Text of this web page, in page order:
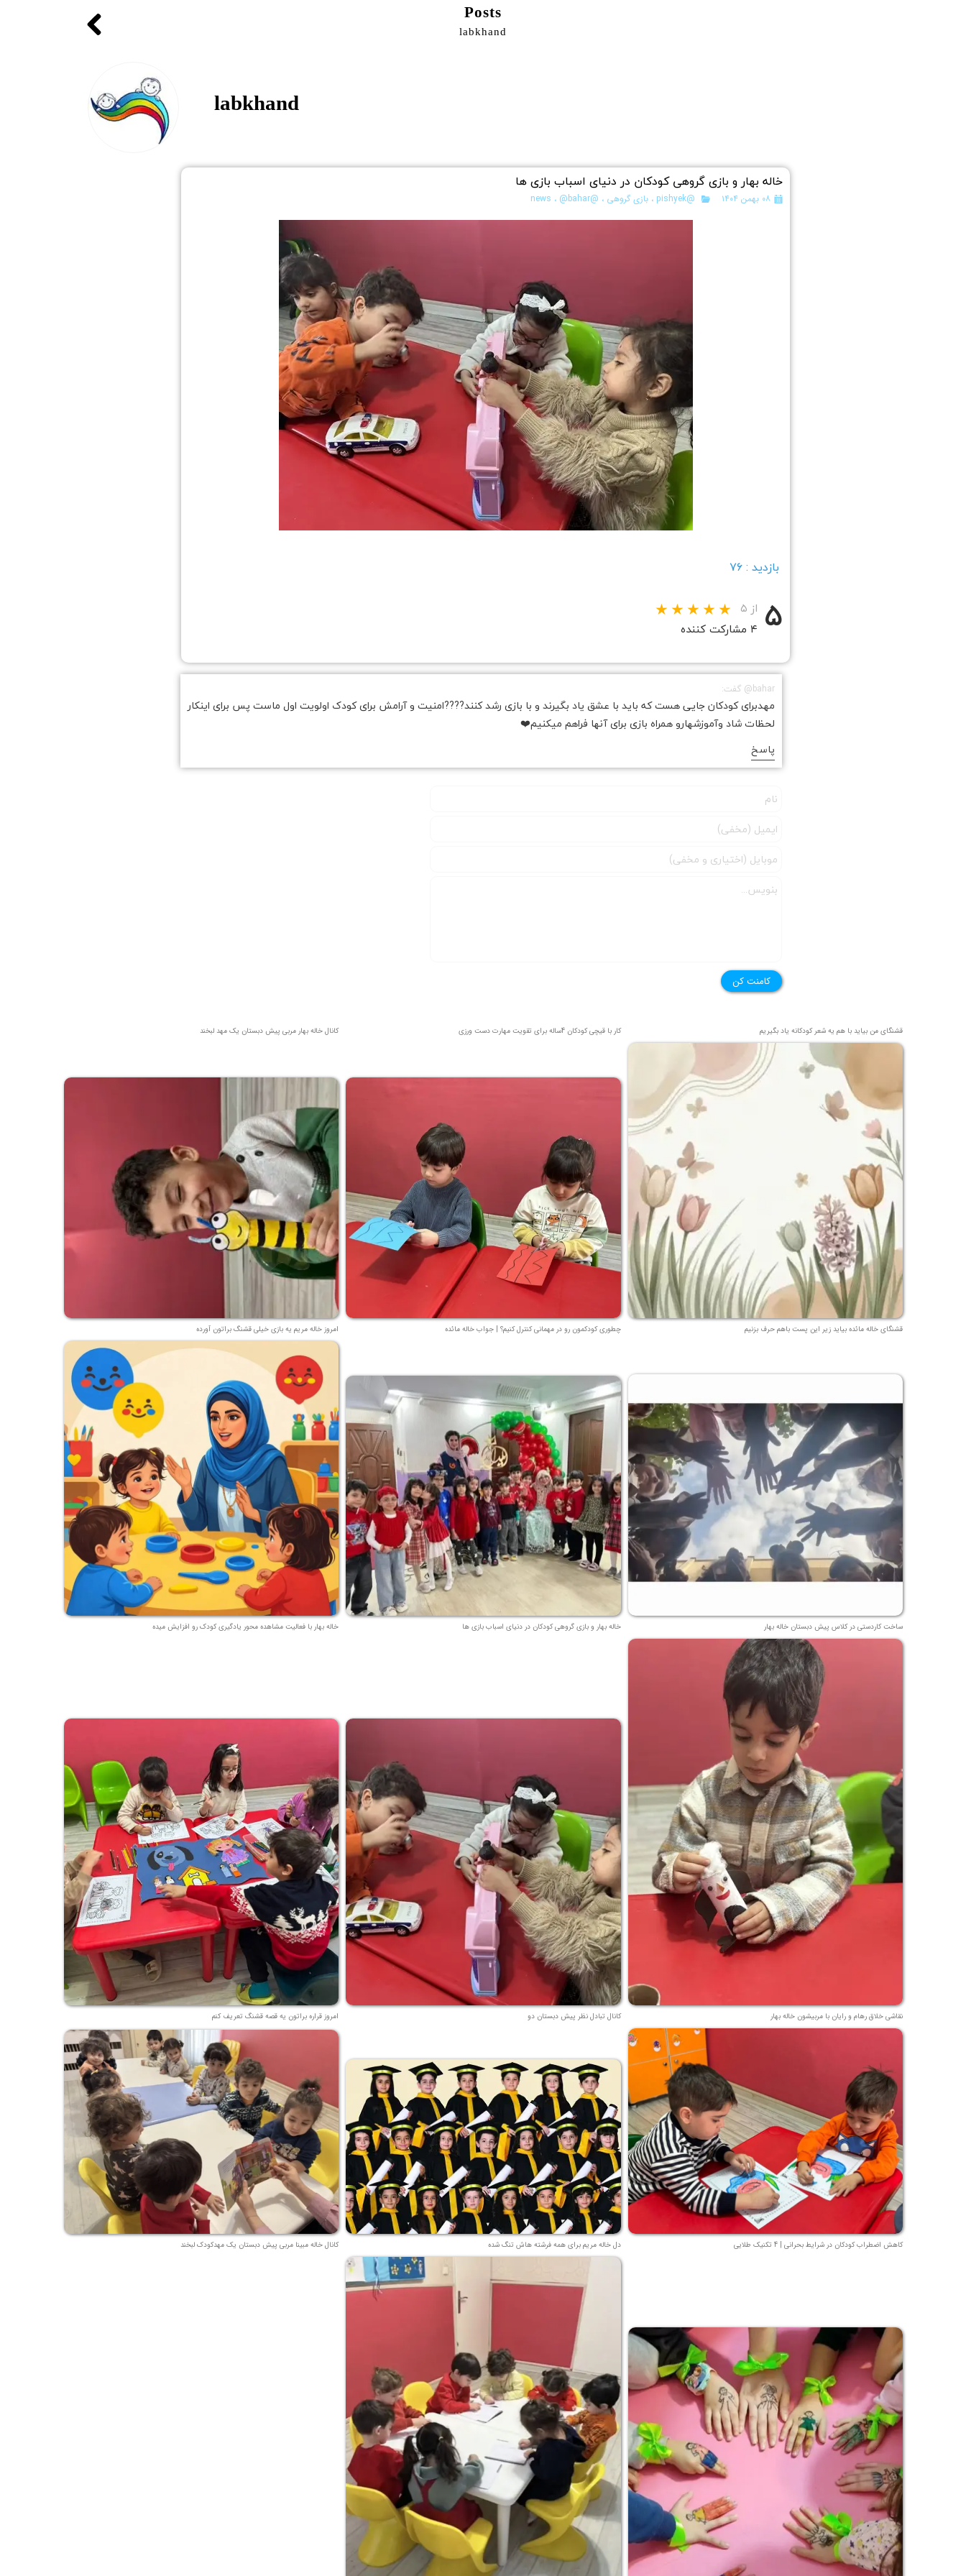
Posts
labkhand
labkhand
خاله بهار و بازی گروهی کودکان در دنیای اسباب بازی ها
۰۸ بهمن ۱۴۰۴ @pishyek ، بازی گروهی ، @news ، @bahar
بازدید : ۷۶
۵ از ۵
۴ مشارکت کننده
bahar@ گفت:
مهدبرای کودکان جایی هست که باید با عشق یاد بگیرند و با بازی رشد کنند????امنیت و آرامش برای کودک اولویت اول ماست پس برای اینکار
لحظات شاد وآموزشهارو همراه بازی برای آنها فراهم میکنیم❤️
پاسخ
کامنت کن
قشنگای من بيايد با هم یه شعر کودکانه ياد بگیریم کار با قیچی کودکان 4ساله برای تقویت مهارت دست ورزی کانال خاله بهار مربی پیش دبستان یک مهد لبخند
قشنگای خاله مائده بیاید زیر این پست باهم حرف بزنیم چطوری کودکمون رو در مهمانی کنترل کنیم؟ | جواب خاله مائده امروز خاله مریم یه بازی خیلی قشنگ براتون آورده
ساخت کاردستی در کلاس پیش دبستان خاله بهار خاله بهار و بازی گروهی کودکان در دنیای اسباب بازی ها خاله بهار با فعالیت مشاهده محور یادگیری کودک رو افزایش میده
نقاشی خلاق رهام و رایان با مربیشون خاله بهار کانال تبادل نظر پیش دبستان دو امروز قراره براتون یه قصه قشنگ تعریف کنم
کاهش اضطراب کودکان در شرایط بحرانی | 4 تکنیک طلایی دل خاله مریم برای همه فرشته هاش تنگ شده کانال خاله مبینا مربی پیش دبستان یک مهدکودک لبخند